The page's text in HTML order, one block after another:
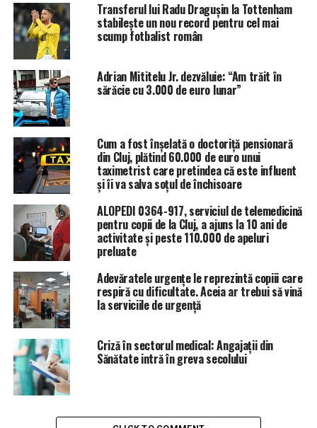
Transferul lui Radu Dragușin la Tottenham
stabilește un nou record pentru cel mai
scump fotbalist român
Adrian Mititelu Jr. dezvăluie: “Am trăit în
sărăcie cu 3.000 de euro lunar”
Cum a fost înșelată o doctoriță pensionară
din Cluj, plătind 60.000 de euro unui
taximetrist care pretindea că este influent
și îi va salva soțul de închisoare
ALOPEDI 0364-917, serviciul de telemedicină
pentru copii de la Cluj, a ajuns la 10 ani de
activitate și peste 110.000 de apeluri
preluate
Adevăratele urgențe le reprezintă copiii care
respiră cu dificultate. Aceia ar trebui să vină
la serviciile de urgență
Criză în sectorul medical: Angajații din
Sănătate intră în greva secolului